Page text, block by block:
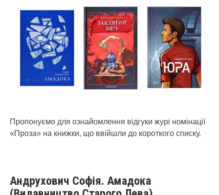
Пропонуємо для ознайомлення відгуки журі номінації
«Проза» на книжки, що ввійшли до короткого списку.
Андрухович Софія. Амадока